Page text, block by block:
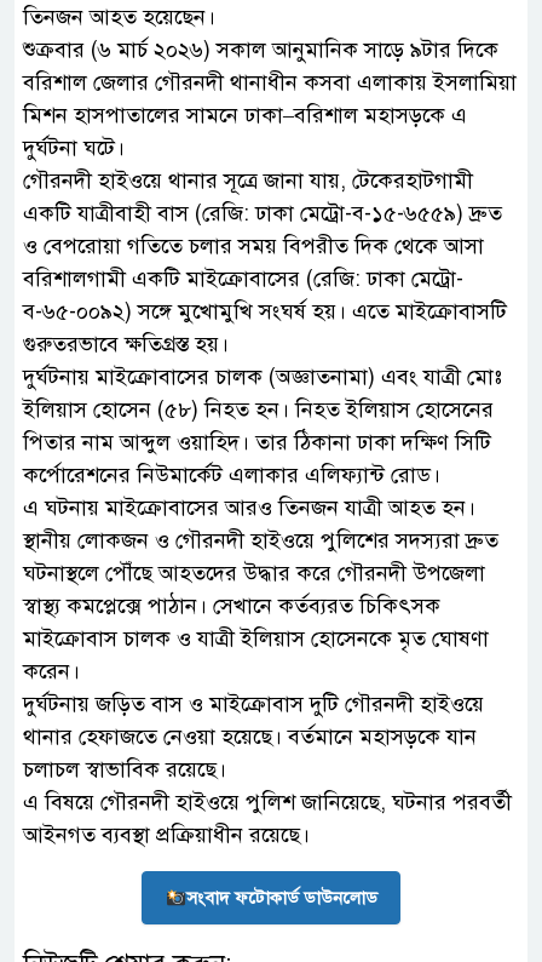
তিনজন আহত হয়েছেন।
শুক্রবার (৬ মার্চ ২০২৬) সকাল আনুমানিক সাড়ে ৯টার দিকে
বরিশাল জেলার গৌরনদী থানাধীন কসবা এলাকায় ইসলামিয়া
মিশন হাসপাতালের সামনে ঢাকা–বরিশাল মহাসড়কে এ
দুর্ঘটনা ঘটে।
গৌরনদী হাইওয়ে থানার সূত্রে জানা যায়, টেকেরহাটগামী
একটি যাত্রীবাহী বাস (রেজি: ঢাকা মেট্রো-ব-১৫-৬৫৫৯) দ্রুত
ও বেপরোয়া গতিতে চলার সময় বিপরীত দিক থেকে আসা
বরিশালগামী একটি মাইক্রোবাসের (রেজি: ঢাকা মেট্রো-
ব-৬৫-০০৯২) সঙ্গে মুখোমুখি সংঘর্ষ হয়। এতে মাইক্রোবাসটি
গুরুতরভাবে ক্ষতিগ্রস্ত হয়।
দুর্ঘটনায় মাইক্রোবাসের চালক (অজ্ঞাতনামা) এবং যাত্রী মোঃ
ইলিয়াস হোসেন (৫৮) নিহত হন। নিহত ইলিয়াস হোসেনের
পিতার নাম আব্দুল ওয়াহিদ। তার ঠিকানা ঢাকা দক্ষিণ সিটি
কর্পোরেশনের নিউমার্কেট এলাকার এলিফ্যান্ট রোড।
এ ঘটনায় মাইক্রোবাসের আরও তিনজন যাত্রী আহত হন।
স্থানীয় লোকজন ও গৌরনদী হাইওয়ে পুলিশের সদস্যরা দ্রুত
ঘটনাস্থলে পৌঁছে আহতদের উদ্ধার করে গৌরনদী উপজেলা
স্বাস্থ্য কমপ্লেক্সে পাঠান। সেখানে কর্তব্যরত চিকিৎসক
মাইক্রোবাস চালক ও যাত্রী ইলিয়াস হোসেনকে মৃত ঘোষণা
করেন।
দুর্ঘটনায় জড়িত বাস ও মাইক্রোবাস দুটি গৌরনদী হাইওয়ে
থানার হেফাজতে নেওয়া হয়েছে। বর্তমানে মহাসড়কে যান
চলাচল স্বাভাবিক রয়েছে।
এ বিষয়ে গৌরনদী হাইওয়ে পুলিশ জানিয়েছে, ঘটনার পরবর্তী
আইনগত ব্যবস্থা প্রক্রিয়াধীন রয়েছে।
সংবাদ ফটোকার্ড ডাউনলোড